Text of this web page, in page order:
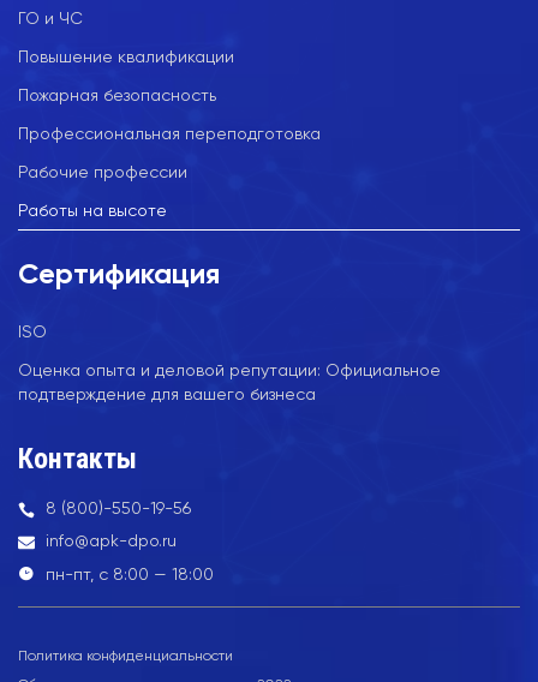
ГО и ЧС
Повышение квалификации
Пожарная безопасность
Профессиональная переподготовка
Рабочие профессии
Работы на высоте
Сертификация
ISO
Оценка опыта и деловой репутации: Официальное
подтверждение для вашего бизнеса
Контакты
8 (800)-550-19-56
info@apk-dpo.ru
пн-пт, с 8:00 — 18:00
Политика конфиденциальности